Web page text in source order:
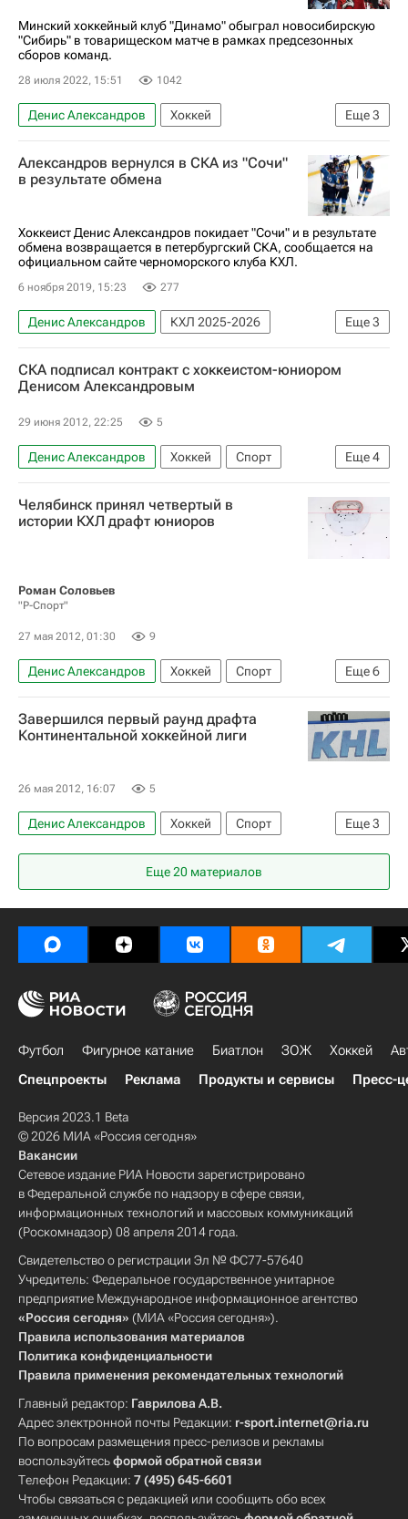
Минский хоккейный клуб "Динамо" обыграл новосибирскую
"Сибирь" в товарищеском матче в рамках предсезонных
сборов команд.
28 июля 2022, 15:51 1042
Еще3
Денис Александров
Хоккей
Регулярный чемпионат КХЛ
Сибирь
Динамо (Минск)
Александров вернулся в СКА из "Сочи"
в результате обмена
Хоккеист Денис Александров покидает "Сочи" и в результате
обмена возвращается в петербургский СКА, сообщается на
официальном сайте черноморского клуба КХЛ.
6 ноября 2019, 15:23 277
Еще3
Денис Александров
КХЛ 2025-2026
ХК Сочи
СКА (Санкт-Петербург) Хоккей
СКА подписал контракт с хоккеистом-юниором
Денисом Александровым
29 июня 2012, 22:25 5
Еще4
Денис Александров Хоккей
Спорт
Мультимедийный спортивный пакет
КХЛ 2025-2026
Сибирь
Челябинск принял четвертый в
истории КХЛ драфт юниоров
Роман Соловьев
"Р-Спорт"
27 мая 2012, 01:30 9
Еще6
Денис Александров Хоккей
Спорт
Мультимедийный спортивный пакет
Евгений Корешков
КХЛ 2025-2026
Михаил Тихонов
Завершился первый раунд драфта
Континентальной хоккейной лиги
26 мая 2012, 16:07 5
Еще3
Денис Александров Хоккей
Спорт
Мультимедийный спортивный пакет
СКА (Санкт-Петербург)
Еще 20 материалов
Футбол Фигурное катание Биатлон ЗОЖ Хоккей
Спецпроекты
Реклама Продукты и сервисы Пресс-
Версия 2023.1 Beta
© 2026 МИА «Россия сегодня»
Вакансии
Сетевое издание РИА Новости зарегистрировано
в Федеральной службе по надзору в сфере связи,
информационных технологий и массовых коммуникаций
(Роскомнадзор) 08 апреля 2014 года.
Свидетельство о регистрации Эл № ФС77-57640
Учредитель: Федеральное государственное унитарное
предприятие Международное информационное агентство
«Россия сегодня» (МИА «Россия сегодня»).
Правила использования материалов
Политика конфиденциальности
Правила применения рекомендательных технологий
Главный редактор: Гаврилова А.В.
Адрес электронной почты Редакции: r-sport.internet@ria.ru
По вопросам размещения пресс-релизов и рекламы
воспользуйтесьформой обратной связи
Телефон Редакции: 7 (495) 645-6601
Чтобы связаться с редакцией или сообщить обо всех